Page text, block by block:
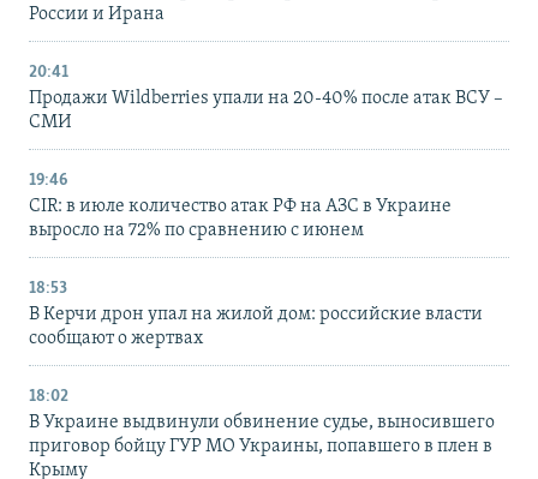
России и Ирана
20:41
Продажи Wildberries упали на 20-40% после атак ВСУ –
СМИ
19:46
CIR: в июле количество атак РФ на АЗС в Украине
выросло на 72% по сравнению с июнем
18:53
В Керчи дрон упал на жилой дом: российские власти
сообщают о жертвах
18:02
В Украине выдвинули обвинение судье, выносившего
приговор бойцу ГУР МО Украины, попавшего в плен в
Крыму